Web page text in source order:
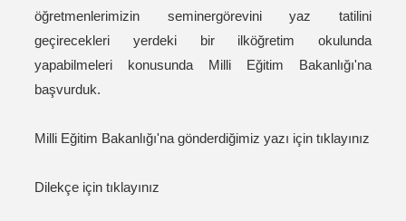
öğretmenlerimizin seminergörevini yaz tatilini
geçirecekleri yerdeki bir ilköğretim okulunda
yapabilmeleri konusunda Milli Eğitim Bakanlığı'na
başvurduk.
Milli Eğitim Bakanlığı'na gönderdiğimiz yazı için tıklayınız
Dilekçe için tıklayınız